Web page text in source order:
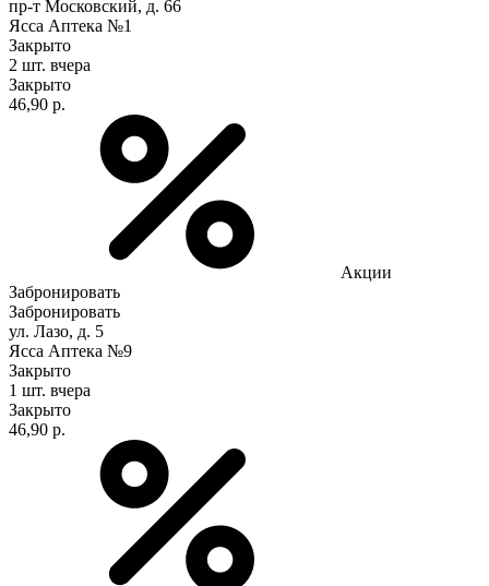
пр-т Московский, д. 66
Ясса Аптека №1
Закрыто
2 шт. вчера
Закрыто
46,90 р.
Акции
Забронировать
Забронировать
ул. Лазо, д. 5
Ясса Аптека №9
Закрыто
1 шт. вчера
Закрыто
46,90 р.